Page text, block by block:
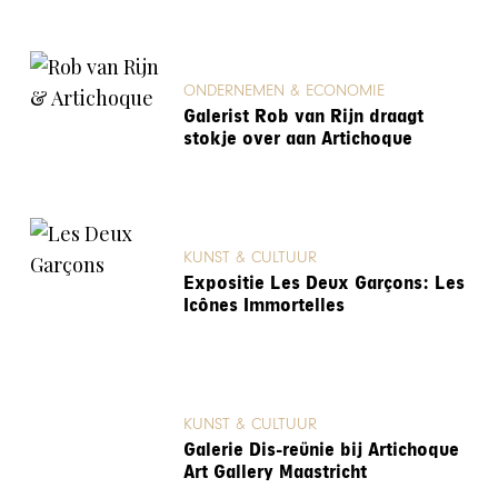
ONDERNEMEN & ECONOMIE
Galerist Rob van Rijn draagt
stokje over aan Artichoque
KUNST & CULTUUR
Expositie Les Deux Garçons: Les
Icônes Immortelles
KUNST & CULTUUR
Galerie Dis-reünie bij Artichoque
Art Gallery Maastricht